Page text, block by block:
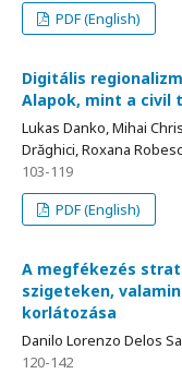
PDF (English)
Digitális
Alapok, mint a civil
Lukas Danko, Mihai
Drăghici, Roxana
103-119
PDF (English)
A megfékezés
szigeteken,
korlátozása
Danilo Lorenzo Delos
120-142